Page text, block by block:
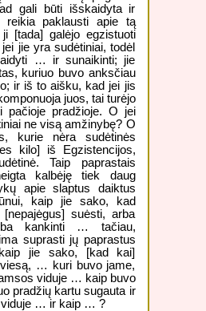
gali būti išskaidyta ir
reikia paklausti apie tą
[tada] galėjo egzistuoti
jie yra sudėtiniai, todėl
… ir sunaikinti; jie
kuriuo buvo anksčiau
ir iš to aišku, kad jei jis
juos, tai turėjo
pačioje pradžioje. O jei
ne visą amžinybę? O
kurie nėra sudėtinės
kilo] iš Egzistencijos,
Taip paprastais
kalbėję tiek daug
apie slaptus daiktus
kaip jie sako, kad
suėsti, arba
kankinti … tačiau,
suprasti jų paprastus
jie sako, [kad kai]
… kuri buvo jame,
viduje … kaip buvo
pradžių kartu sugauta ir
… ir kaip … ?